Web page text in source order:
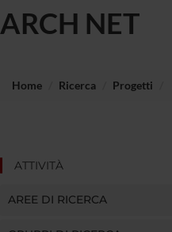
ARCH NET
Home Ricerca Progetti
ATTIVITÀ
AREE DI RICERCA